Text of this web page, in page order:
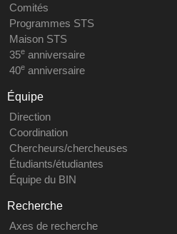
Comités
Programmes STS
Maison STS
35eanniversaire
40eanniversaire
Équipe
Direction
Coordination
Chercheurs/chercheuses
Étudiants/étudiantes
Équipe du BIN
Recherche
Axes de recherche